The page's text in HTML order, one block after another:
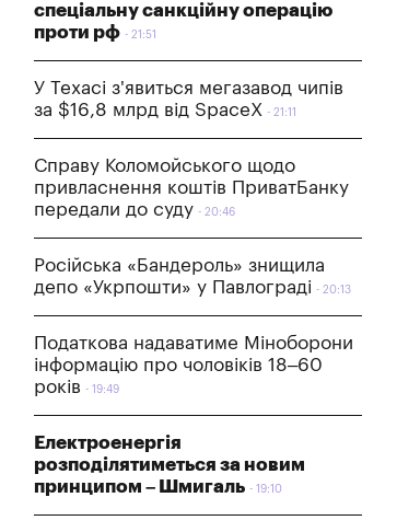
спеціальну санкційну операцію
проти рф
21:51
У Техасі з'явиться мегазавод чипів
за $16,8 млрд від SpaceX
21:11
Справу Коломойського щодо
привласнення коштів ПриватБанку
передали до суду
20:46
Російська «Бандероль» знищила
депо «Укрпошти» у Павлограді
20:13
Податкова надаватиме Міноборони
інформацію про чоловіків 18–60
років
19:49
Електроенергія
розподілятиметься за новим
принципом – Шмигаль
19:10